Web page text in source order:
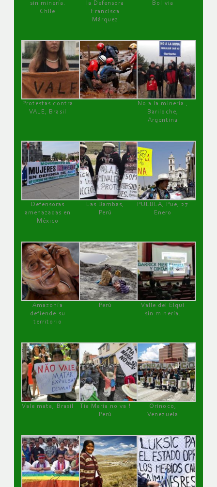
sin minería.
Chile
la Defensora
Francisca
Márquez
Bolivia
Protestas contra
VALE, Brasil
No a la minería ,
Bariloche,
Argentina
Defensoras
amenazadas en
México
Las Bambas,
Perú
PUEBLA, Pue, 27
Enero
Amazonía
defiende su
territorio
Perú
Valle del Elqui
sin minería.
Vale mata, Brasil
Tía María no va !
Perú
Orinoco,
Venezuela